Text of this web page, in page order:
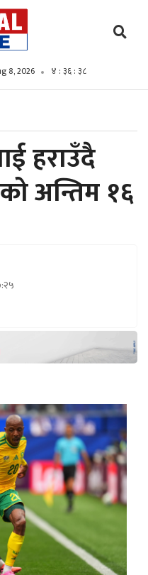
8, 2026 ४ : ३६ : ४०
हराउँदै
अन्तिम १६